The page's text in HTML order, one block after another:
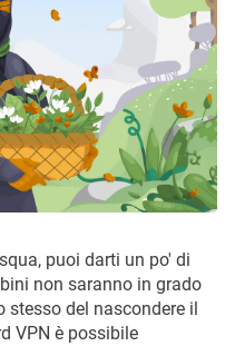
puoi darti un po' di
non saranno in grado
stesso del nascondere il
VPN è possibile